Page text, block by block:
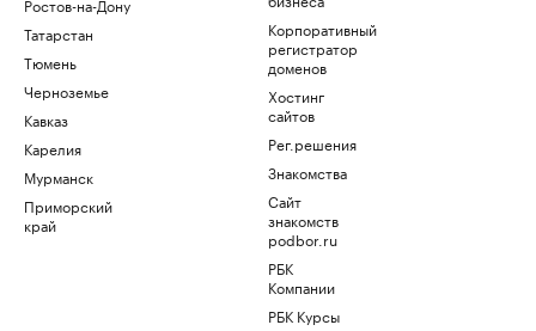
Татарстан
Тюмень
Черноземье
Кавказ
Карелия
Мурманск
Приморский
край
Корпоративный
регистратор
доменов
Хостинг
сайтов
Рег.решения
Знакомства
Сайт
знакомств
podbor.ru
РБК
Компании
РБК Курсы